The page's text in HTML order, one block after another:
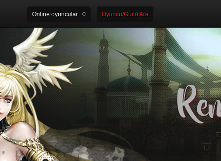
Online oyuncular : 0 Oyuncu/Guild Ara